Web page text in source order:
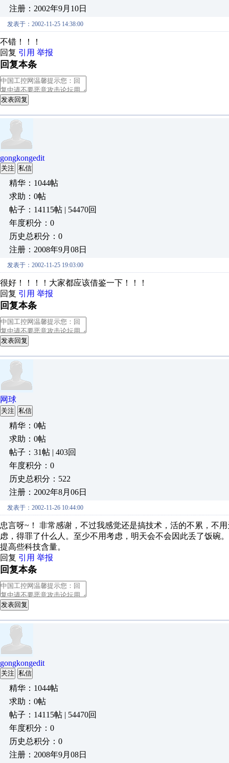
注册：2002年9月10日
发表于：2002-11-25 14:38:00
不错！！！
回复 引用 举报
回复本条
发表回复
gongkongedit
关注 私信
精华：1044帖
求助：0帖
帖子：14115帖 | 54470回
年度积分：0
历史总积分：0
注册：2008年9月08日
发表于：2002-11-25 19:03:00
很好！！！！大家都应该借鉴一下！！！
回复 引用 举报
回复本条
发表回复
网球
关注 私信
精华：0帖
求助：0帖
帖子：31帖 | 403回
年度积分：0
历史总积分：522
注册：2002年8月06日
发表于：2002-11-26 10:44:00
忠言呀~！ 非常感谢，不过我感觉还是搞技术，活的不累，不
虑，得罪了什么人。至少不用考虑，明天会不会因此丢了饭碗
提高些科技含量。
回复 引用 举报
回复本条
发表回复
gongkongedit
关注 私信
精华：1044帖
求助：0帖
帖子：14115帖 | 54470回
年度积分：0
历史总积分：0
注册：2008年9月08日